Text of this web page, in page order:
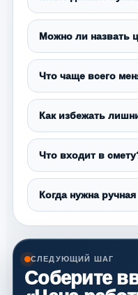
Можно ли назвать
Что чаще всего
Как избежать
Что входит в
Когда нужна
СЛЕДУЮЩИЙ ШАГ
Соберите